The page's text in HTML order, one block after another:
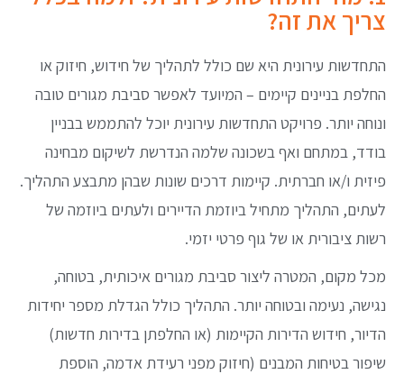
צריך את זה?
התחדשות עירונית היא שם כולל לתהליך של חידוש, חיזוק או
החלפת בניינים קיימים – המיועד לאפשר סביבת מגורים טובה
ונוחה יותר. פרויקט התחדשות עירונית יוכל להתממש בבניין
בודד, במתחם ואף בשכונה שלמה הנדרשת לשיקום מבחינה
פיזית ו/או חברתית. קיימות דרכים שונות שבהן מתבצע התהליך.
לעתים, התהליך מתחיל ביוזמת הדיירים ולעתים ביוזמה של
רשות ציבורית או של גוף פרטי יזמי.
מכל מקום, המטרה ליצור סביבת מגורים איכותית, בטוחה,
נגישה, נעימה ובטוחה יותר. התהליך כולל הגדלת מספר יחידות
הדיור, חידוש הדירות הקיימות (או החלפתן בדירות חדשות)
שיפור בטיחות המבנים (חיזוק מפני רעידת אדמה, הוספת